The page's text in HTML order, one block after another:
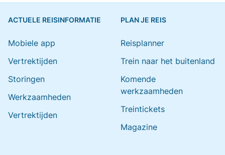
ACTUELE REISINFORMATIE
Mobiele app
Vertrektijden
Storingen
Werkzaamheden
Vertrektijden
PLAN JE REIS
Reisplanner
Trein naar het buitenland
Komende
werkzaamheden
Treintickets
Magazine